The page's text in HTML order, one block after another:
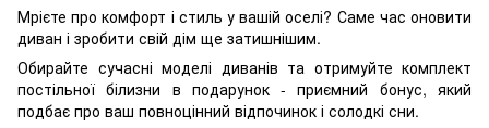
Мрієте про комфорт і стиль у вашій оселі? Саме час оновити
диван і зробити свій дім ще затишнішим.
Обирайте сучасні моделі диванів та отримуйте комплект
постільної білизни в подарунок - приємний бонус, який
подбає про ваш повноцінний відпочинок і солодкі сни.